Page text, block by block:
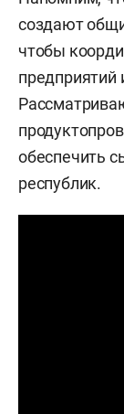
создают
чтобы
предприятий
обеспечить
республик.